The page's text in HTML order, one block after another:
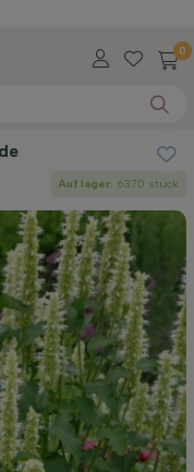
0
Auf lager: 6370 stück